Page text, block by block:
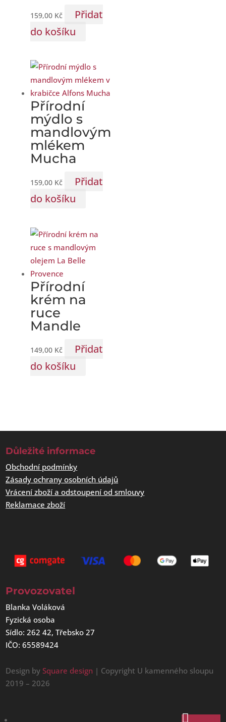
159,00 Kč
Přidat
do košíku
Přírodní
mýdlo s
mandlovým
mlékem
Mucha
159,00 Kč
Přidat
do košíku
Přírodní
krém na
ruce
Mandle
149,00 Kč
Přidat
do košíku
Důležité informace
Obchodní podmínky
Zásady ochrany osobních údajů
Vrácení zboží a odstoupení od smlouvy
Reklamace zboží
Provozovatel
Blanka Voláková
Fyzická osoba
Sídlo: 262 42, Třebsko 27
IČO: 65589424
Design bySquare design | Copyright U kamenného sloupu
2019 – 2026